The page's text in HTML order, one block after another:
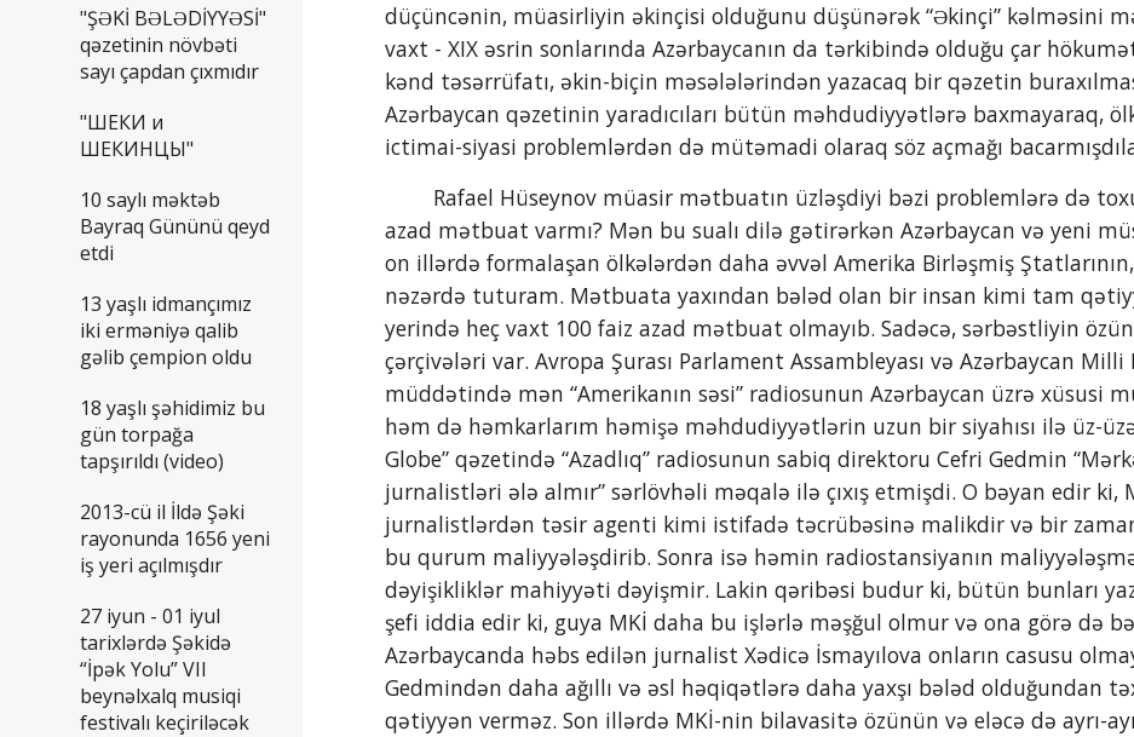
"ŞƏKİ BƏLƏDİYYƏSİ"
qəzetinin növbəti
sayı çapdan çıxmıdır
"ШЕКИ и
ШЕКИНЦЫ"
10 saylı məktəb
Bayraq Gününü qeyd
etdi
13 yaşlı idmançımız
iki erməniyə qalib
gəlib çempion oldu
18 yaşlı şəhidimiz bu
gün torpağa
tapşırıldı (video)
2013-cü il İldə Şəki
rayonunda 1656 yeni
iş yeri açılmışdır
27 iyun - 01 iyul
tarixlərdə Şəkidə
“İpək Yolu” VII
beynəlxalq musiqi
festivalı keçiriləcək
düçüncənin, müasirliyin əkinçisi olduğunu düşünərək “Əkinçi” kəlməsini
vaxt - XIX əsrin sonlarında Azərbaycanın da tərkibində olduğu çar
kənd təsərrüfatı, əkin-biçin məsələlərindən yazacaq bir qəzetin
Azərbaycan qəzetinin yaradıcıları bütün məhdudiyyətlərə baxmayaraq,
ictimai-siyasi problemlərdən də mütəmadi olaraq söz açmağı
azad mətbuat varmı? Mən bu sualı dilə gətirərkən Azərbaycan və yeni
on illərdə formalaşan ölkələrdən daha əvvəl Amerika Birləşmiş
nəzərdə tuturam. Mətbuata yaxından bələd olan bir insan kimi tam
yerində heç vaxt 100 faiz azad mətbuat olmayıb. Sadəcə, sərbəstliyin
çərçivələri var. Avropa Şurası Parlament Assambleyası və Azərbaycan
müddətində mən “Amerikanın səsi” radiosunun Azərbaycan üzrə xüsusi
həm də həmkarlarım həmişə məhdudiyyətlərin uzun bir siyahısı ilə üz-
Globe” qəzetində “Azadlıq” radiosunun sabiq direktoru Cefri Gedmin
jurnalistləri ələ almır” sərlövhəli məqalə ilə çıxış etmişdi. O bəyan edir
jurnalistlərdən təsir agenti kimi istifadə təcrübəsinə malikdir və bir
bu qurum maliyyələşdirib. Sonra isə həmin radiostansiyanın
dəyişikliklər mahiyyəti dəyişmir. Lakin qəribəsi budur ki, bütün bunları
şefi iddia edir ki, guya MKİ daha bu işlərlə məşğul olmur və ona görə də
Azərbaycanda həbs edilən jurnalist Xədicə İsmayılova onların casusu
Gedmindən daha ağıllı və əsl həqiqətlərə daha yaxşı bələd olduğundan
qətiyyən verməz. Son illərdə MKİ-nin bilavasitə özünün və eləcə də ayrı-